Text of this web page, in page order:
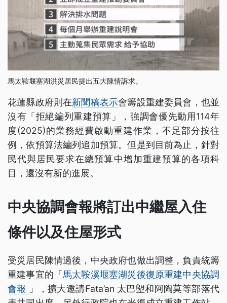
馬太鞍堰塞湖洪災居民提出五大陳情訴求。
花蓮縣政府則在新聞稿表示會籌設重建委員會，也並
沒有「拒絕編列重建預算」，強調會優先動用114年
度(2025)的業務經費啟動重建作業，不足部分按往
例，依預算法編列追加預算。但是到目前為止，針對
民代與居民要求在總預算中增加重建預算的各項科
目，還沒有新的進展。
中央協調會報將訂出中繼屋入住
條件以及住屋形式
受災居民陳情過後，中央政府也做出調整，負責統籌
重建事宜的「馬太鞍溪堰塞湖災後復原重建中央協調
會報
」，擴大邀請Fata’an 太巴塱和阿陶莫等部落代